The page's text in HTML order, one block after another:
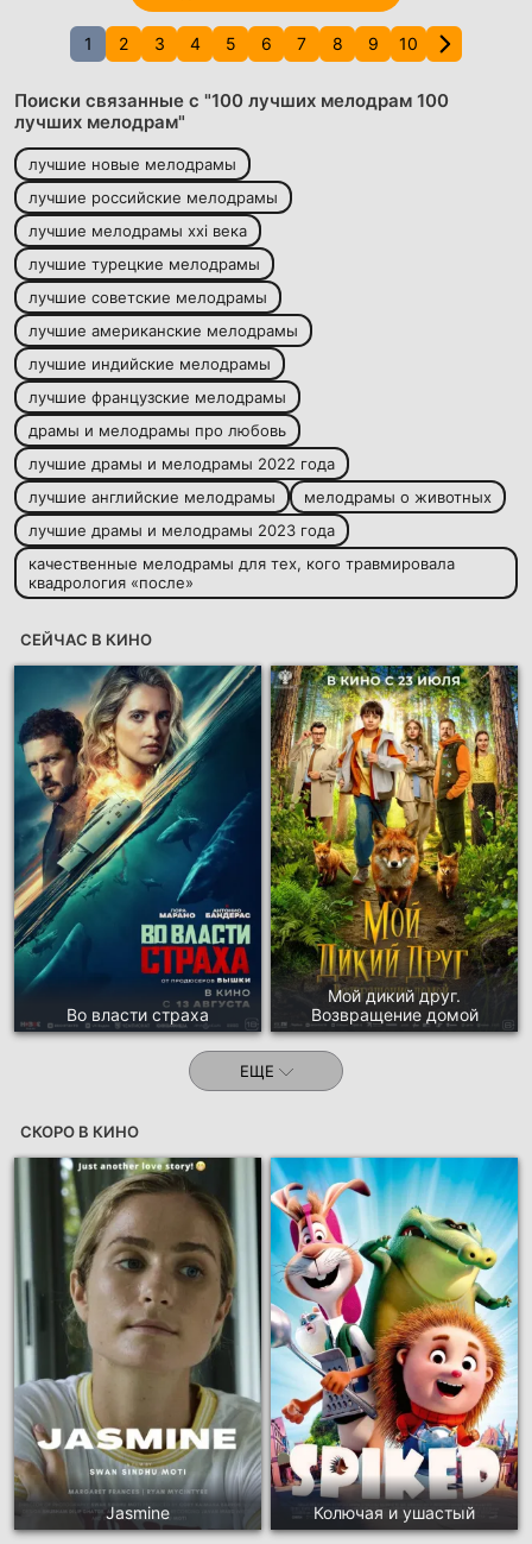
1 2 3 4 5 6 7 8 9 10
Поиски связанные с "100 лучших мелодрам 100
лучших мелодрам"
лучшие новые мелодрамы
лучшие российские мелодрамы
лучшие мелодрамы xxi века
лучшие турецкие мелодрамы
лучшие советские мелодрамы
лучшие американские мелодрамы
лучшие индийские мелодрамы
лучшие французские мелодрамы
драмы и мелодрамы про любовь
лучшие драмы и мелодрамы 2022 года
лучшие английские мелодрамы
мелодрамы о животных
лучшие драмы и мелодрамы 2023 года
качественные мелодрамы для тех, кого травмировала
квадрология «после»
СЕЙЧАС В КИНО
Во власти страха
Мой дикий друг.
Возвращение домой
ЕЩЕ
СКОРО В КИНО
Jasmine Колючая и ушастый